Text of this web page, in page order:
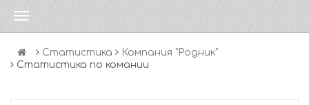
Статистика
Компания "Родник"
Статистика по комании